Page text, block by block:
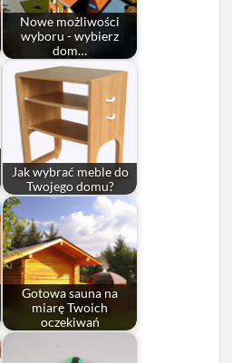
Nowe możliwości
wyboru - wybierz
dom…
Jak wybrać meble do
Twojego domu?
Gotowa sauna na
miarę Twoich
oczekiwań